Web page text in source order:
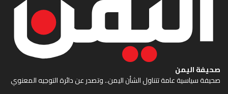
صحيفة اليمن
صحيفة سياسية عامة تتناول الشأن اليمن.. وتصدر عن دائرة التوجيه المعنوي